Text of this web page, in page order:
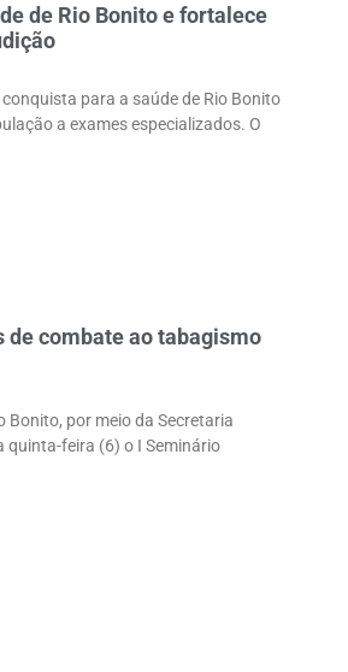
de Rio Bonito e fortalece
para a saúde de Rio Bonito
a exames especializados. O
combate ao tabagismo
Bonito, por meio da Secretaria
quinta-feira (6) o I Seminário